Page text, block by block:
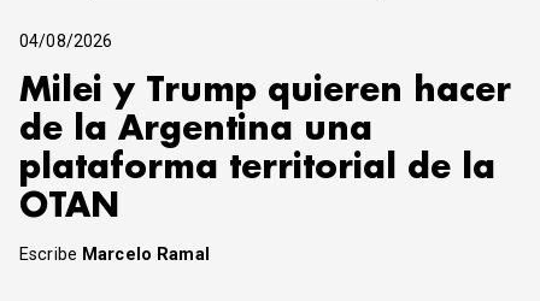
04/08/2026
Milei y Trump quieren hacer
de la Argentina una
plataforma territorial de la
OTAN
Escribe Marcelo Ramal